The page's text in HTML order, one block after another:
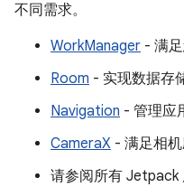
不同需求。
WorkManager - 满
Room - 实现数据存
Navigation - 管理应
CameraX - 满足相机
请参阅所有 Jetpack